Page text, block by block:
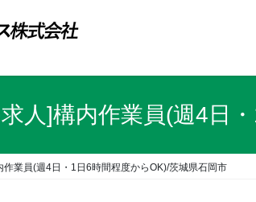
人]構内作業員(週4日
作業員(週4日・1日6時間程度からOK)/茨城県石岡市